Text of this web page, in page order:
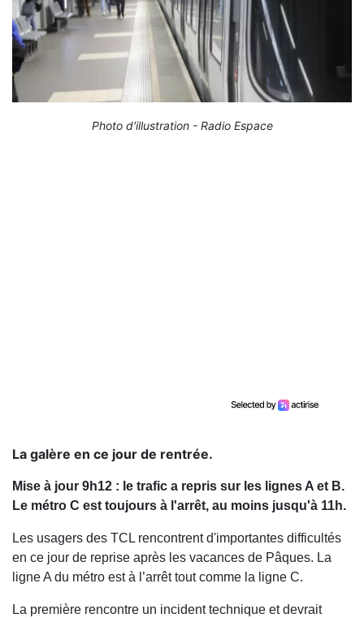
Photo d'illustration - Radio Espace
La galère en ce jour de rentrée.
Mise à jour 9h12 : le trafic a repris sur les lignes A et B.
Le métro C est toujours à l'arrêt, au moins jusqu'à 11h.
Les usagers des TCL rencontrent d'importantes difficultés
en ce jour de reprise après les vacances de Pâques. La
ligne A du métro est à l’arrêt tout comme la ligne C.
La première rencontre un incident technique et devrait